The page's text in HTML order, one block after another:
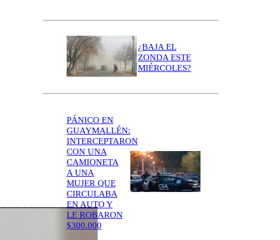
¿BAJA EL
ZONDA ESTE
MIÉRCOLES?
PÁNICO EN
GUAYMALLÉN:
INTERCEPTARON
CON UNA
CAMIONETA
A UNA
MUJER QUE
CIRCULABA
EN AUTO Y
LE ROBARON
$300.000